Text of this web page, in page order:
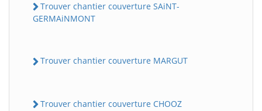
Trouver chantier couverture SAiNT-
GERMAiNMONT
Trouver chantier couverture MARGUT
Trouver chantier couverture CHOOZ